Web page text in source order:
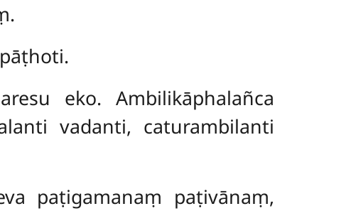
eko. Ambilikāphalañca
vadanti, caturambilanti
paṭigamanaṃ paṭivānaṃ,